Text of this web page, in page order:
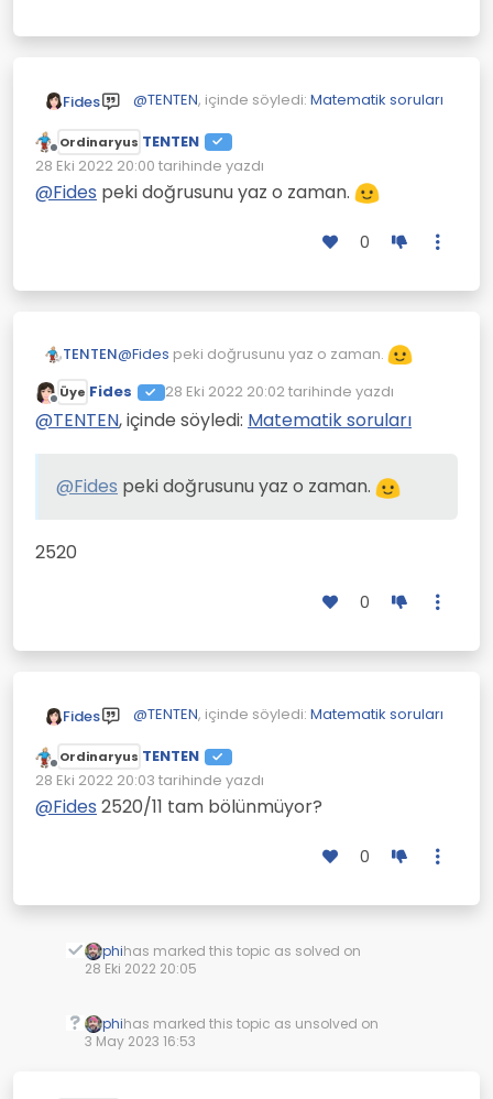
Fides @TENTEN, içinde söyledi: Matematik soruları
@kâfir-imam
27720 .
yanlış bu cevap
Çevrimdışı
Ordinaryus TENTEN
28 Eki 2022 20:00 tarihinde yazdı
Son düzenleyen:
@Fides peki doğrusunu yaz o zaman.
0
TENTEN@Fides peki doğrusunu yaz o zaman.
Çevrimdışı
Üye Fides 28 Eki 2022 20:02tarihinde yazdı
Son düzenleyen:
@TENTEN, içinde söyledi: Matematik soruları
@Fides peki doğrusunu yaz o zaman.
2520
0
Fides @TENTEN, içinde söyledi: Matematik soruları
@Fidespeki doğrusunu yaz o zaman.
2520
Çevrimdışı
Ordinaryus TENTEN
28 Eki 2022 20:03 tarihinde yazdı
Son düzenleyen:
@Fides 2520/11 tam bölünmüyor?
0
phihas marked this topic as solved on
28 Eki 2022 20:05
phihas marked this topic as unsolved on
3 May 2023 16:53